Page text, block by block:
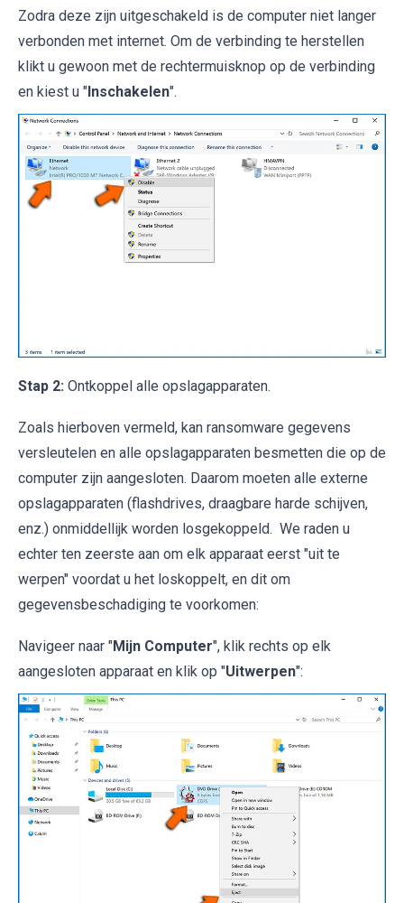
Zodra deze zijn uitgeschakeld is de computer niet langer
verbonden met internet. Om de verbinding te herstellen
klikt u gewoon met de rechtermuisknop op de verbinding
en kiest u "Inschakelen".
Stap 2: Ontkoppel alle opslagapparaten.
Zoals hierboven vermeld, kan ransomware gegevens
versleutelen en alle opslagapparaten besmetten die op de
computer zijn aangesloten. Daarom moeten alle externe
opslagapparaten (flashdrives, draagbare harde schijven,
enz.) onmiddellijk worden losgekoppeld. We raden u
echter ten zeerste aan om elk apparaat eerst "uit te
werpen" voordat u het loskoppelt, en dit om
gegevensbeschadiging te voorkomen:
Navigeer naar "Mijn Computer", klik rechts op elk
aangesloten apparaat en klik op "Uitwerpen":